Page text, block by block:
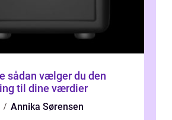
til dine værdier
Annika Sørensen